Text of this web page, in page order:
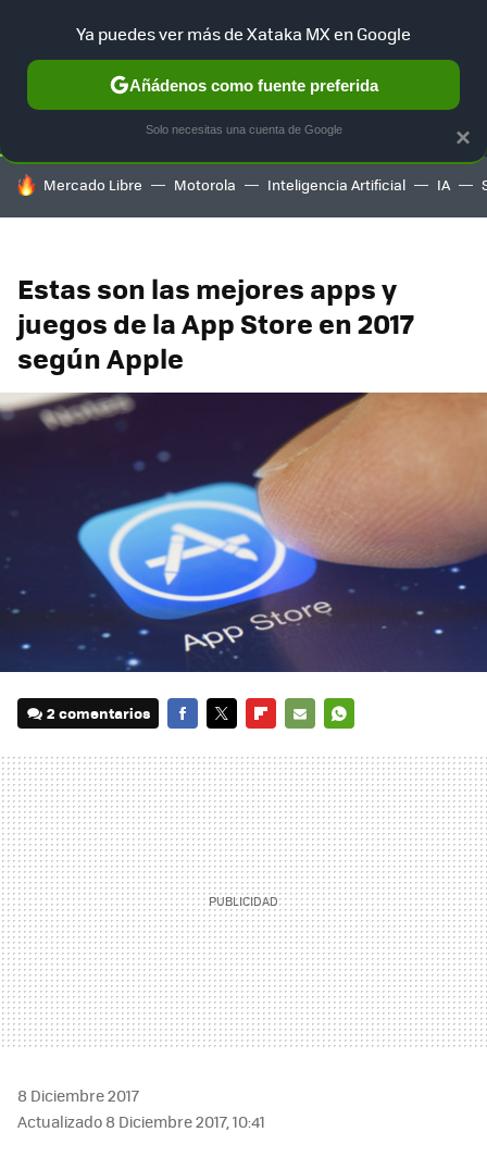
SELECCIÓN GAMING HOME AUTO TERRITORIO
HOY SE HABLA DE
Mercado Libre Motorola Inteligencia Artificial IA
Estas son las mejores apps y
juegos de la App Store en 2017
según Apple
2 comentarios
MAIL
8 Diciembre 2017
Actualizado 8 Diciembre 2017, 10:41
×
Ya puedes ver más de Xataka MX en Google
Añádenos como fuente preferida
Solo necesitas una cuenta de Google